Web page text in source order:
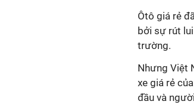
Ôtô giá rẻ
bởi sự rút
trường.
Nhưng Việt
xe giá rẻ
đầu và